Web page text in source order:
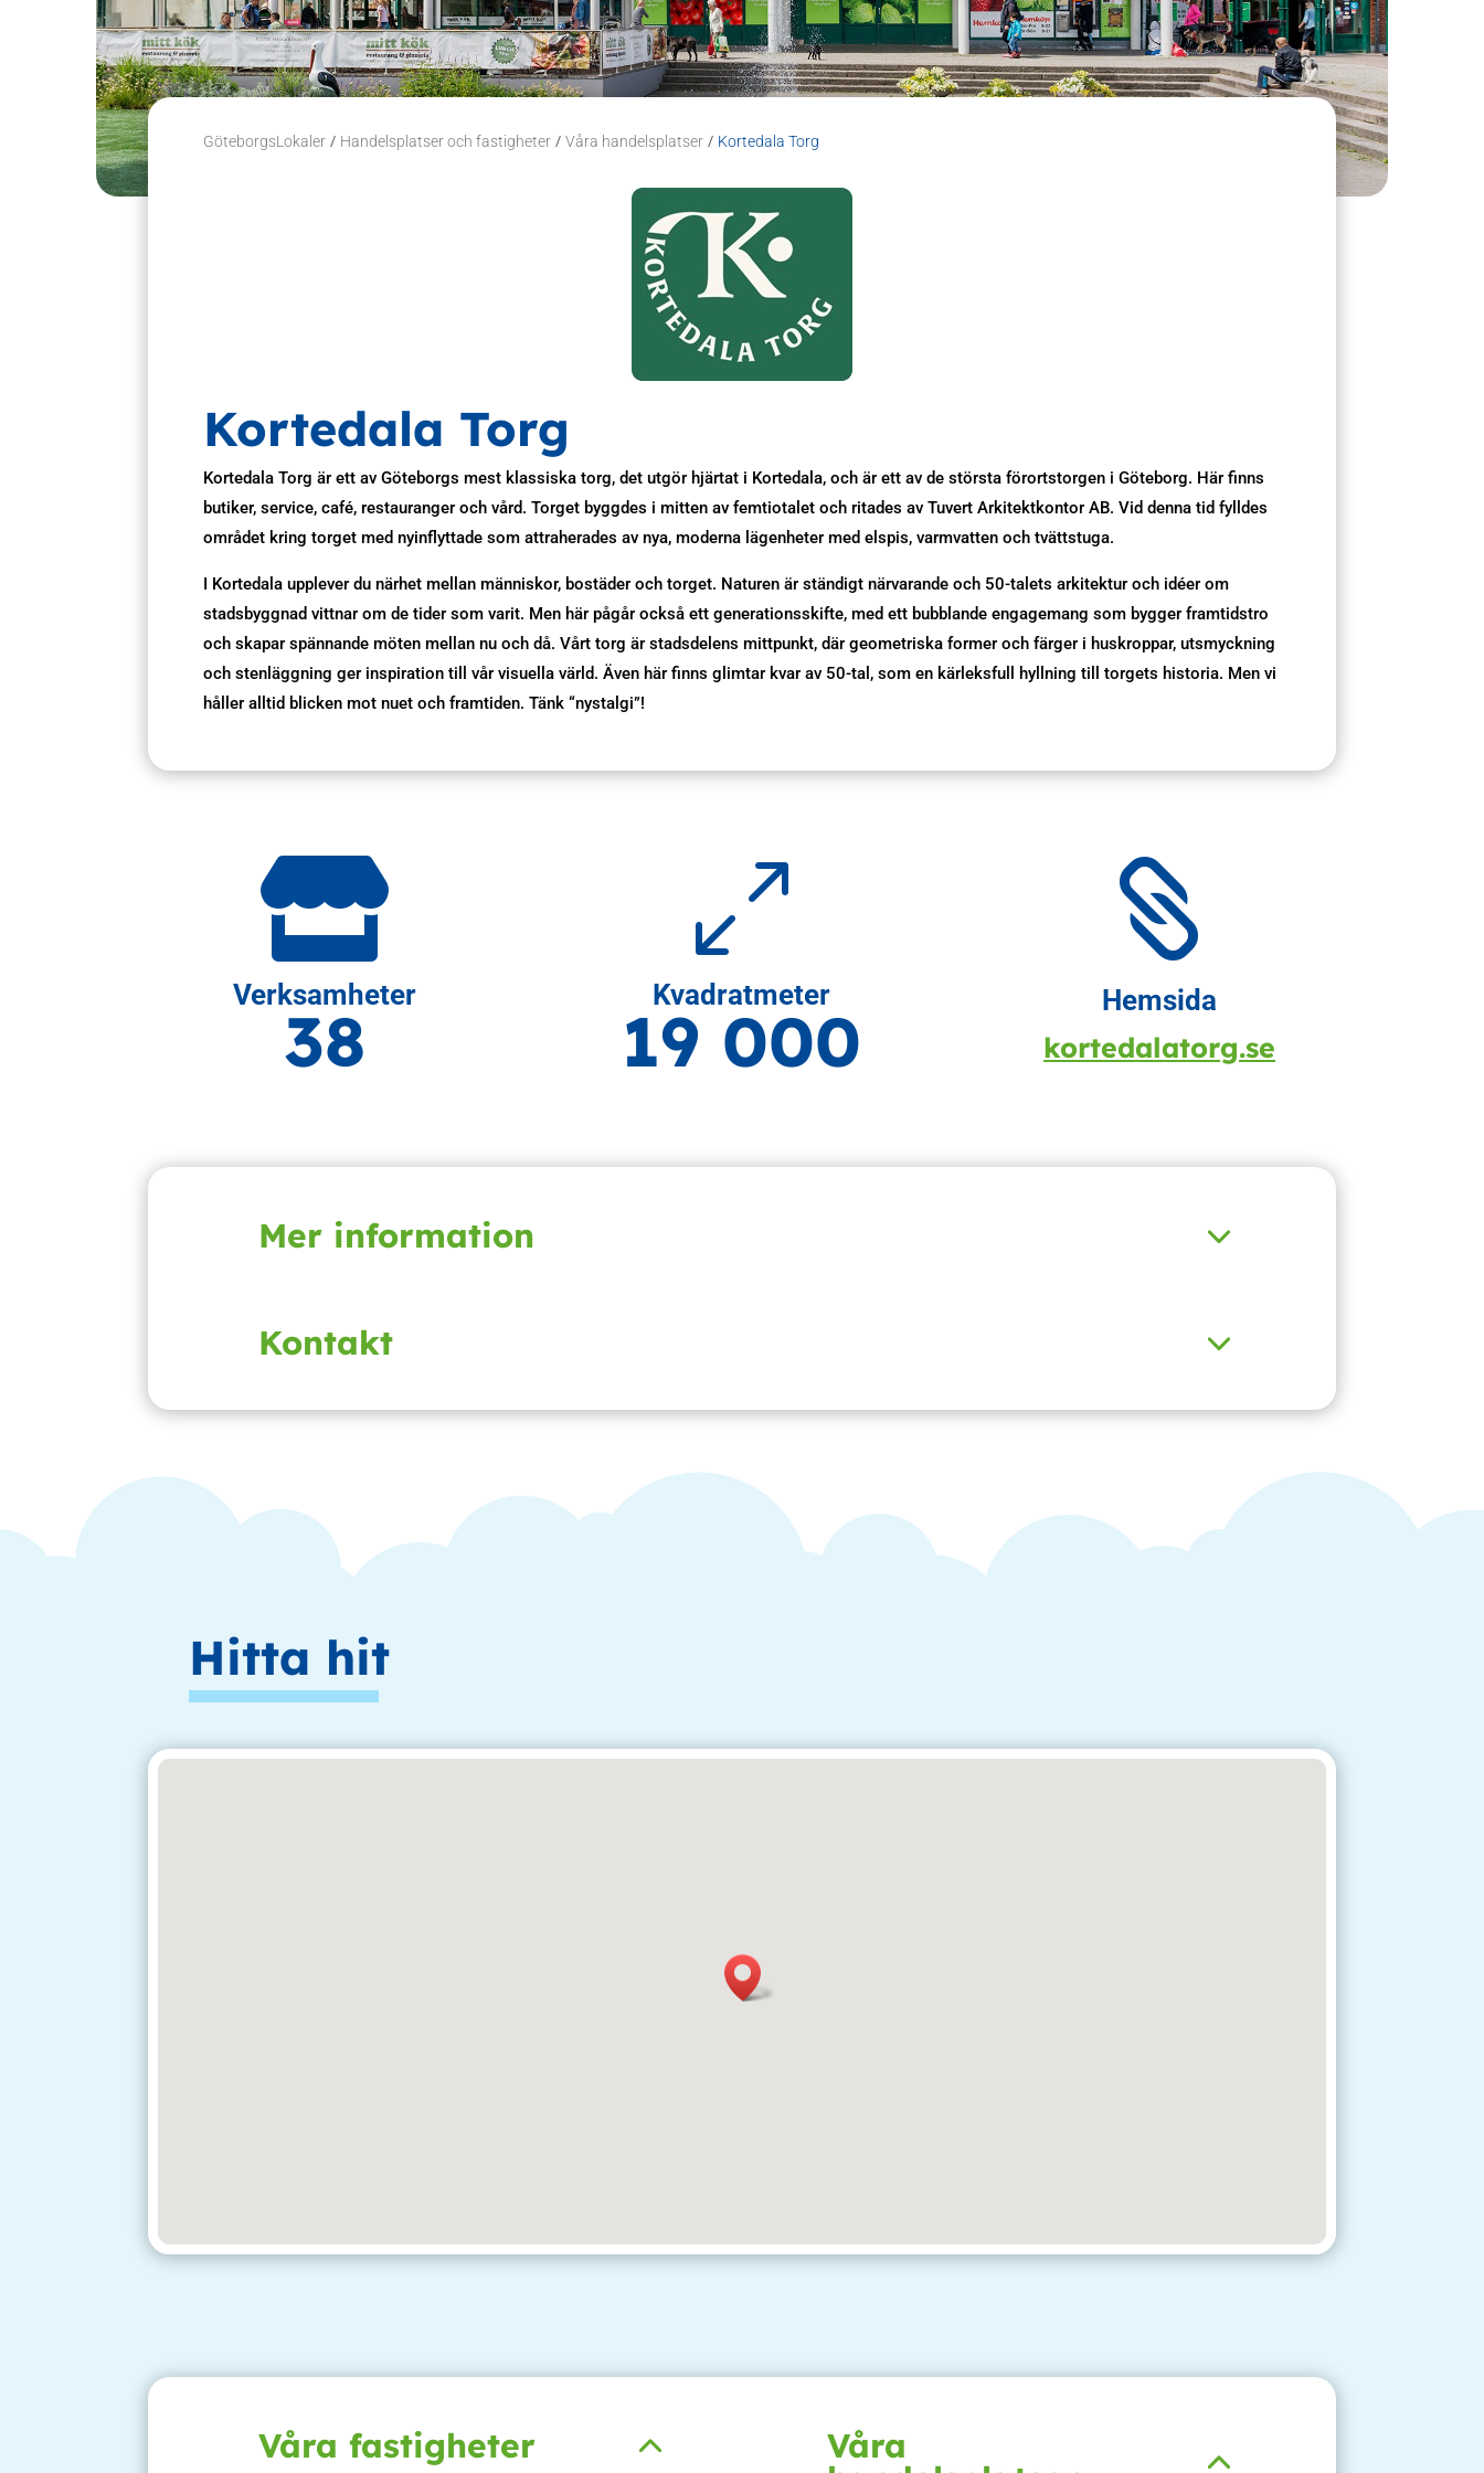
GöteborgsLokaler / Handelsplatser och fastigheter /Våra handelsplatser / Kortedala Torg
Kortedala Torg
Kortedala Torg är ett av Göteborgs mest klassiska torg, det utgör hjärtat i Kortedala, och är ett av de största förortstorgen i Göteborg. Här finns
butiker, service, café, restauranger och vård. Torget byggdes i mitten av femtiotalet och ritades av Tuvert Arkitektkontor AB. Vid denna tid fylldes
området kring torget med nyinflyttade som attraherades av nya, moderna lägenheter med elspis, varmvatten och tvättstuga.
I Kortedala upplever du närhet mellan människor, bostäder och torget. Naturen är ständigt närvarande och 50-talets arkitektur och idéer om
stadsbyggnad vittnar om de tider som varit. Men här pågår också ett generationsskifte, med ett bubblande engagemang som bygger framtidstro
och skapar spännande möten mellan nu och då. Vårt torg är stadsdelens mittpunkt, där geometriska former och färger i huskroppar, utsmyckning
och stenläggning ger inspiration till vår visuella värld. Även här finns glimtar kvar av 50-tal, som en kärleksfull hyllning till torgets historia. Men vi
håller alltid blicken mot nuet och framtiden. Tänk “nystalgi”!

Verksamheter
38
0
Kvadratmeter
19 000

Hemsida
kortedalatorg.se
Mer information
Kontakt
Hitta hit
Våra fastigheter Våra